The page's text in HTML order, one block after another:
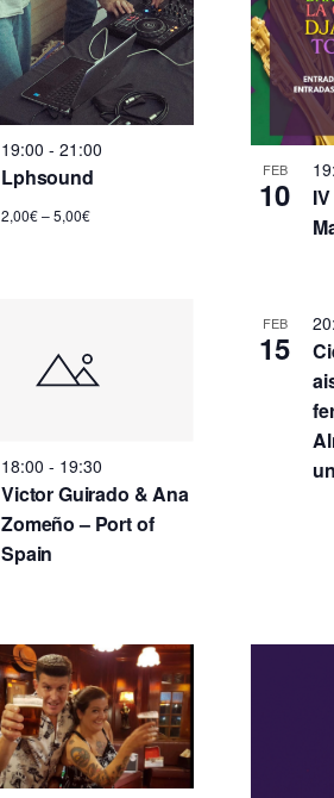
19:00 - 21:00
Lphsound
2,00€ – 5,00€
FEB
10
18:00 - 19:30
Victor Guirado & Ana
Zomeño – Port of
Spain
FEB
15